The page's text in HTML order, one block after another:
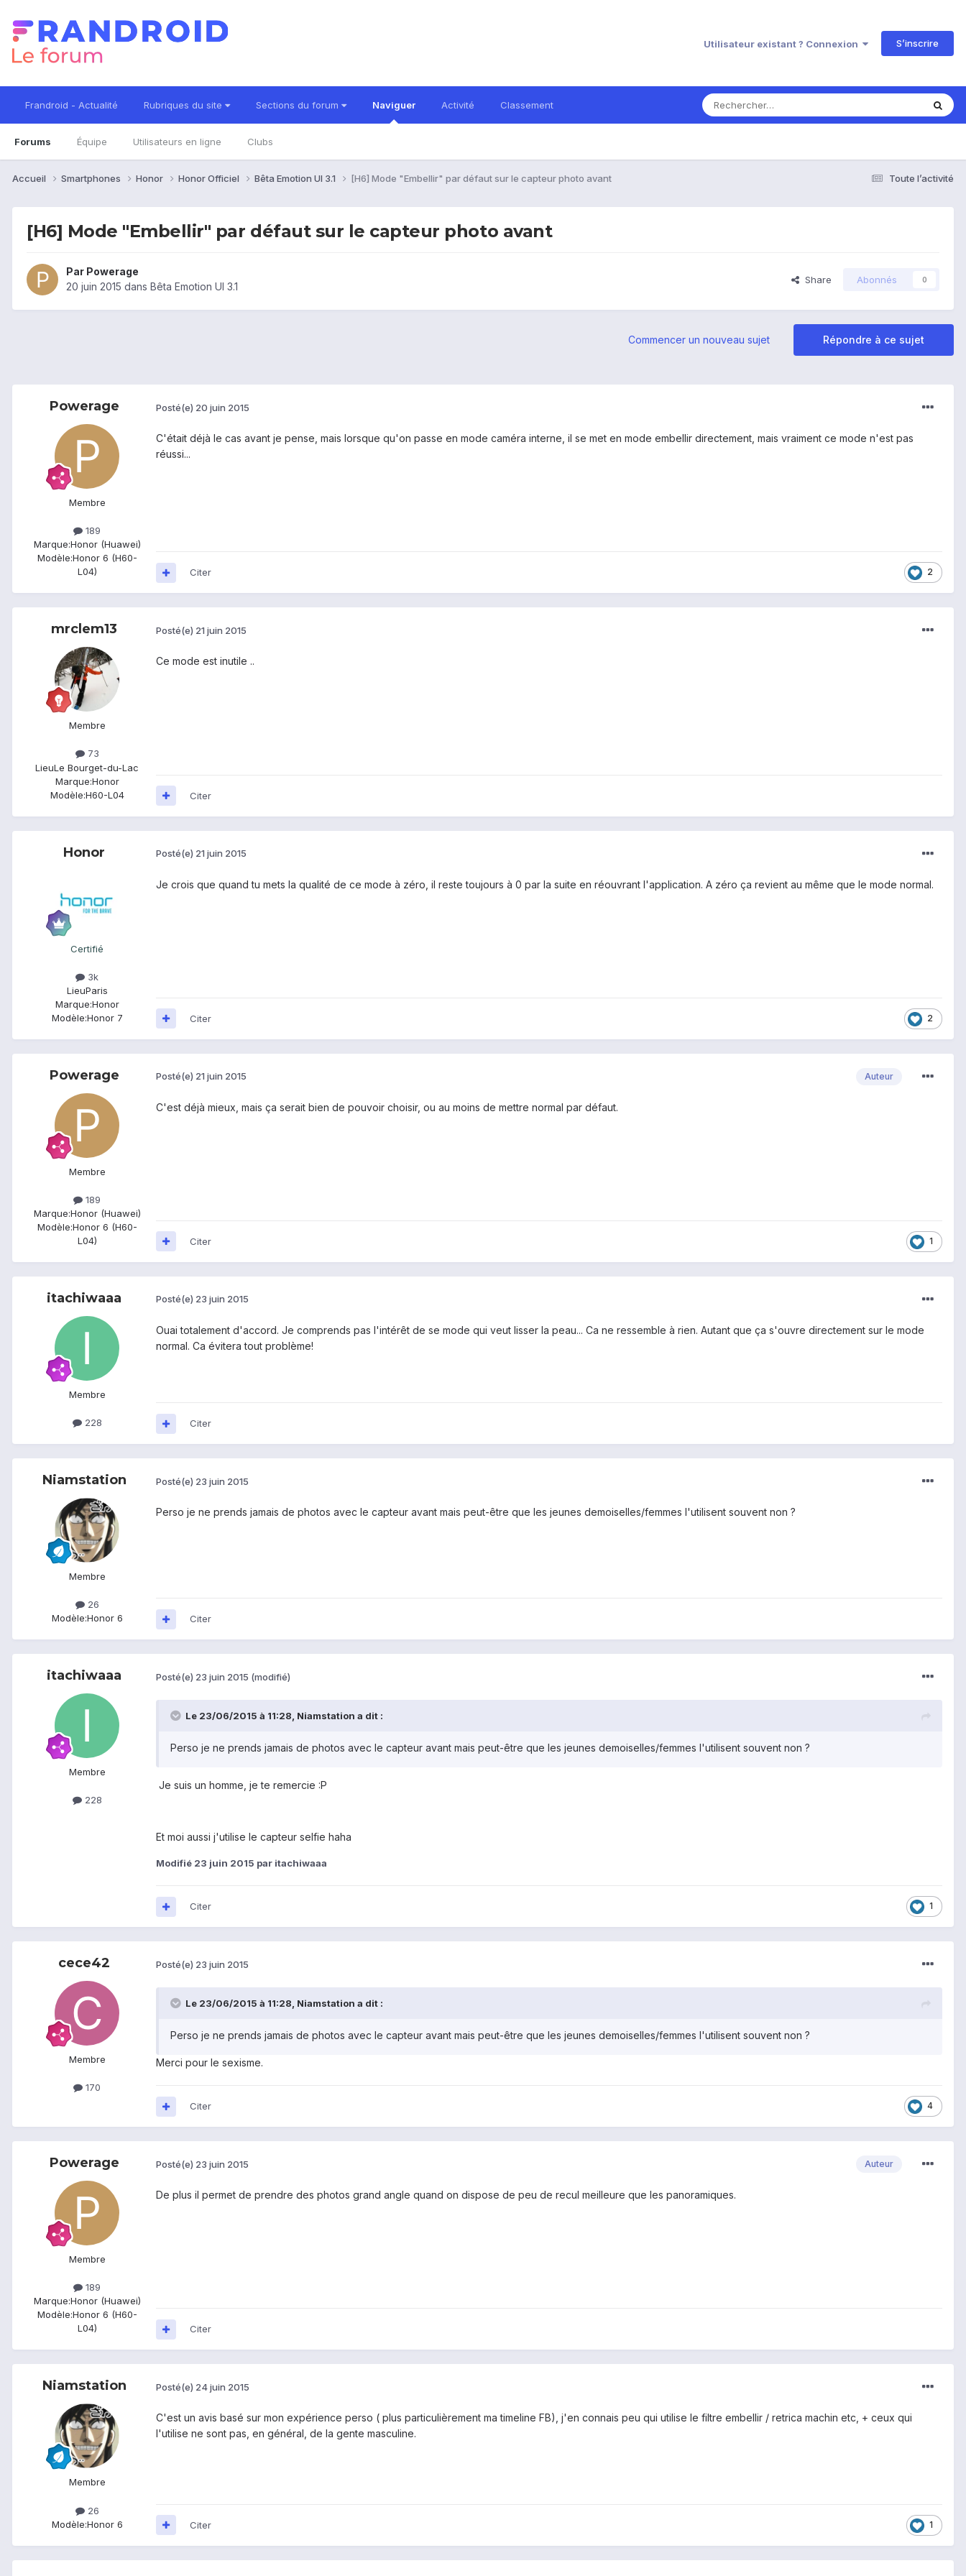
Utilisateur existant ? Connexion S’inscrire
Frandroid - Actualité Rubriques du site Sections du forum Naviguer
Forums Équipe Utilisateurs en ligne Clubs
Activité Classement
Toute l’activité
Accueil Smartphones Honor Honor Officiel Bêta Emotion UI 3.1 [H6] Mode "Embellir" par défaut sur le capteur photo avant
[H6] Mode "Embellir" par défaut sur le capteur photo avant
Par Powerage
20 juin 2015 dans Bêta Emotion UI 3.1
Share Abonnés 0
Répondre à ce sujet
Commencer un nouveau sujet
Powerage
Membre
189
Marque:Honor (Huawei)
Modèle:Honor 6 (H60-
L04)
Posté(e) 20 juin 2015
C'était déjà le cas avant je pense, mais lorsque qu'on passe en mode caméra interne, il se met en mode embellir directement, mais vraiment ce mode n'est pas
réussi...
2
Citer
mrclem13
Membre
73
LieuLe Bourget-du-Lac
Marque:Honor
Modèle:H60-L04
Posté(e) 21 juin 2015
Ce mode est inutile ..
Citer
Honor
Certifié
3k
LieuParis
Marque:Honor
Modèle:Honor 7
Posté(e) 21 juin 2015
Je crois que quand tu mets la qualité de ce mode à zéro, il reste toujours à 0 par la suite en réouvrant l'application. A zéro ça revient au même que le mode normal.
2
Citer
Powerage
Membre
189
Marque:Honor (Huawei)
Modèle:Honor 6 (H60-
L04)
Auteur
Posté(e) 21 juin 2015
C'est déjà mieux, mais ça serait bien de pouvoir choisir, ou au moins de mettre normal par défaut.
1
Citer
itachiwaaa
Membre
228
Posté(e) 23 juin 2015
Ouai totalement d'accord. Je comprends pas l'intérêt de se mode qui veut lisser la peau... Ca ne ressemble à rien. Autant que ça s'ouvre directement sur le mode
normal. Ca évitera tout problème!
Citer
Niamstation
Membre
26
Modèle:Honor 6
Posté(e) 23 juin 2015
Perso je ne prends jamais de photos avec le capteur avant mais peut-être que les jeunes demoiselles/femmes l'utilisent souvent non ?
Citer
itachiwaaa
Membre
228
Posté(e) 23 juin 2015 (modifié)
Le 23/06/2015 à 11:28, Niamstation a dit :
Perso je ne prends jamais de photos avec le capteur avant mais peut-être que les jeunes demoiselles/femmes l'utilisent souvent non ?
Je suis un homme, je te remercie :P
Et moi aussi j'utilise le capteur selfie haha
Modifié 23 juin 2015 par itachiwaaa
1
Citer
cece42
Membre
170
Posté(e) 23 juin 2015
Le 23/06/2015 à 11:28, Niamstation a dit :
Perso je ne prends jamais de photos avec le capteur avant mais peut-être que les jeunes demoiselles/femmes l'utilisent souvent non ?
Merci pour le sexisme.
4
Citer
Powerage
Membre
189
Marque:Honor (Huawei)
Modèle:Honor 6 (H60-
L04)
Auteur
Posté(e) 23 juin 2015
De plus il permet de prendre des photos grand angle quand on dispose de peu de recul meilleure que les panoramiques.
Citer
Niamstation
Membre
26
Modèle:Honor 6
Posté(e) 24 juin 2015
C'est un avis basé sur mon expérience perso ( plus particulièrement ma timeline FB), j'en connais peu qui utilise le filtre embellir / retrica machin etc, + ceux qui
l'utilise ne sont pas, en général, de la gente masculine.
1
Citer